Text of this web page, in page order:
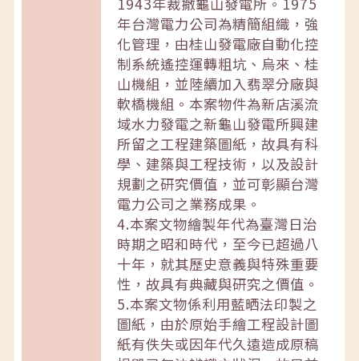
年台灣電力公司為精簡組織，強
化管理，由桂山發電廠自動化控
制系統遙控運轉粗坑、烏來、桂
山機組，並陸續加入翡翠分廠與
軟橋機組。本案物件為新店溪流
域水力發電之新龜山發電所興建
所留之工程建築圖紙，故具有科
學、建築與工程技術，以及設計
規劃之研究價值，並可彰顯台灣
電力公司之業務成果。
4.本案文物繪製年代為臺灣日治
時期之昭和時代，至今已超過八
十年，就其歷史意義與特殊重要
性，故具有典藏與研究之價值。
5.本案文物係利用藍晒法印製之
圖紙，由於原始手繪工程設計圖
紙有佚失或因年代久遠造成原稿